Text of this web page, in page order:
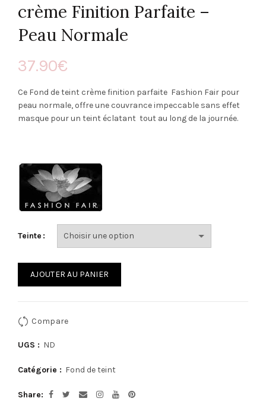
crème Finition Parfaite –
Peau Normale
37.90€
Ce Fond de teint crème finition parfaite Fashion Fair pour
peau normale, offre une couvrance impeccable sans effet
masque pour un teint éclatant tout au long de la journée.
Teinte
AJOUTER AU PANIER
Compare
UGS : ND
Catégorie : Fond de teint
Share